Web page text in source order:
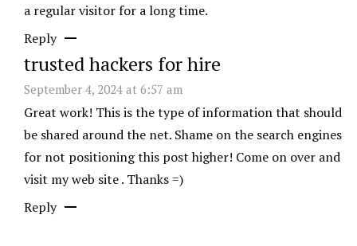
a regular visitor for a long time.
Reply
trusted hackers for hire
September 4, 2024 at 6:57 am
Great work! This is the type of information that should
be shared around the net. Shame on the search engines
for not positioning this post higher! Come on over and
visit my web site . Thanks =)
Reply